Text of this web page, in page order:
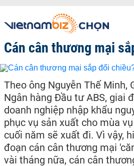
Cán cân thương mại
Theo ông Nguyễn Thế Minh,
Ngân hàng Đầu tư ABS, giai
doanh nghiệp nhập khẩu
phục vụ sản xuất cho mùa
cuối năm sẽ xuất đi. Vì vậy,
đoạn cán cân thương mại
vài tháng nữa, cán cân